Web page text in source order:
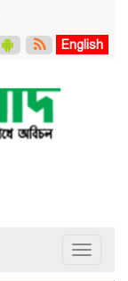
English
Toggle